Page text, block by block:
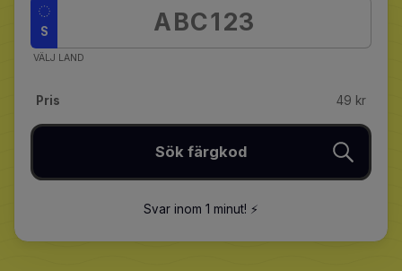
S
VÄLJ LAND
Pris 49 kr
Sök färgkod
Svar inom 1 minut! ⚡️